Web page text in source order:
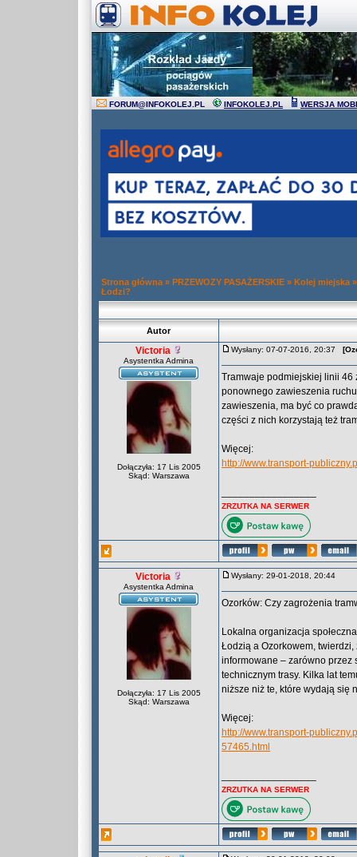
FORUM@INFOKOLEJ.PL INFOKOLEJ.PL WERSJA
Strona główna » PRZEWOZY PASAŻERSKIE » Kolej miejska
Łodzi?
Autor
Victoria
Asystentka Admina
Dołączyła: 17 Lis 2005
Skąd: Warszawa
Wysłany: 07-07-2016, 20:37
Tramwaje podmiejskiej linii
ponownego zawieszenia
zawieszenia, ma być co
części z nich korzystają też
Więcej:
http://www.transport-
ZRZUTKA NA SERWER
Victoria
Asystentka Admina
Dołączyła: 17 Lis 2005
Skąd: Warszawa
Wysłany: 29-01-2018, 20:44
Ozorków: Czy zagrożenia
Lokalna organizacja
Łodzią a Ozorkowem, twierdzi,
informowane – zarówno przez
technicznym trasy. Kilka lat
niższe niż te, które wydają się
Więcej:
http://www.transport-
57465.html
ZRZUTKA NA SERWER